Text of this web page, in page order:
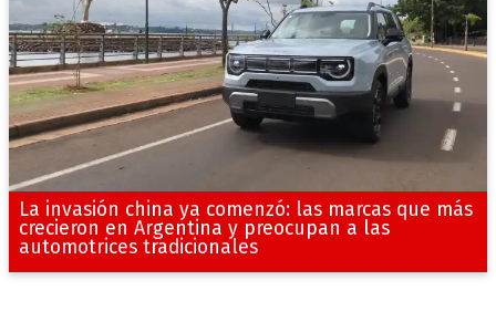
La invasión china ya comenzó: las marcas que más
crecieron en Argentina y preocupan a las
automotrices tradicionales